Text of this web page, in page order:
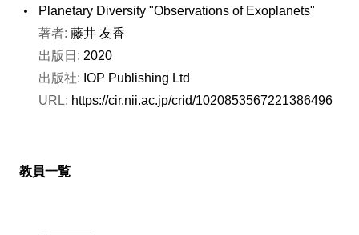
Planetary Diversity "Observations of Exoplanets"
著者: 藤井 友香
出版日: 2020
出版社: IOP Publishing Ltd
URL: https://cir.nii.ac.jp/crid/1020853567221386496
教員一覧